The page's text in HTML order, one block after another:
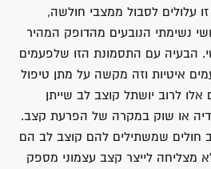
עלולים לסבול ממצבי חולשה,
נשימתי הנובעים מהדופק המהיר
הבעיה עם התסמונת הזו שלפעמים
איטיות וזה מקשה על מתן טיפול
אלו לרוב יושתל קוצב לב שייתן
או שוק במקרה של הפרעת קצב.
חולים שמשתילים להם קוצב לב הם
מצליחה לייצר קצב עצמוני מספק